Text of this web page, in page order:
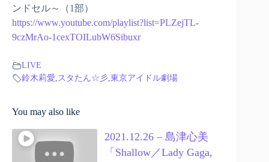
ンドセル～（1部）
https://www.youtube.com/playlist?list=PLZejTL-
9czMrAo-1cexTOILubW6Sibuxr
LIVE
鈴木莉愛 スタたん☆彡 東京アイドル劇場
You may also like
2021.12.26 – 島津心美
「Shallow／Lady Gaga,